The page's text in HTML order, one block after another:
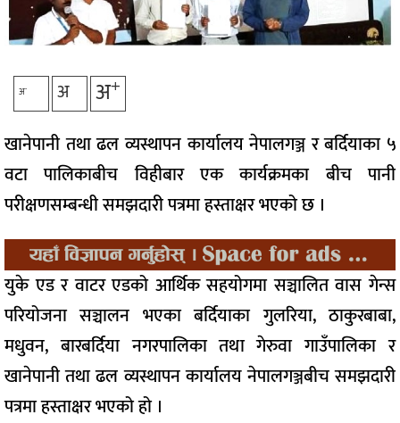
अ- अ अ+
खानेपानी तथा ढल व्यस्थापन कार्यालय नेपालगञ्ज र बर्दियाका ५
वटा पालिकाबीच विहीबार एक कार्यक्रमका बीच पानी
परीक्षणसम्बन्धी समझदारी पत्रमा हस्ताक्षर भएको छ ।
युके एड र वाटर एडको आर्थिक सहयोगमा सञ्चालित वास गेन्स
परियोजना सञ्चालन भएका बर्दियाका गुलरिया, ठाकुरबाबा,
मधुवन, बारबर्दिया नगरपालिका तथा गेरुवा गाउँपालिका र
खानेपानी तथा ढल व्यस्थापन कार्यालय नेपालगञ्जबीच समझदारी
पत्रमा हस्ताक्षर भएको हो ।